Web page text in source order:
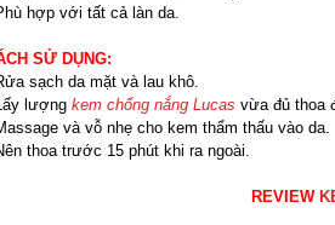
hợp với tất cả làn da.
SỬ DỤNG:
sạch da mặt và lau khô.
lượng kem chống nắng Lucas vừa đủ thoa
và vỗ nhẹ cho kem thẩm thấu vào da.
thoa trước 15 phút khi ra ngoài.
REVIEW